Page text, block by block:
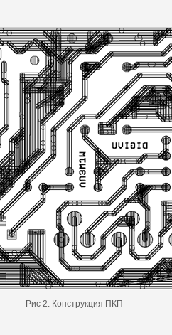
Рис 2. Конструкция ПКП